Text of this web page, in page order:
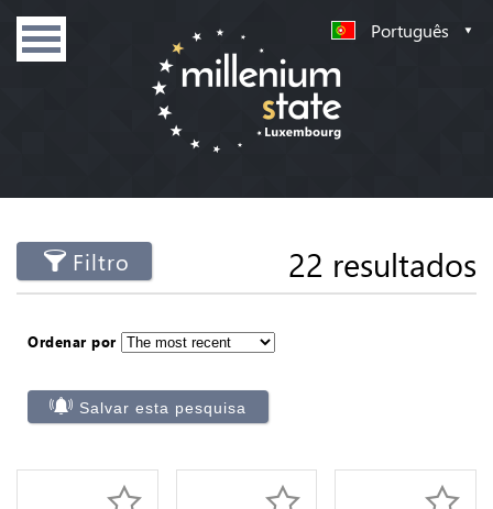
Português
Filtro 22 resultados
Ordenar por
Salvar esta pesquisa